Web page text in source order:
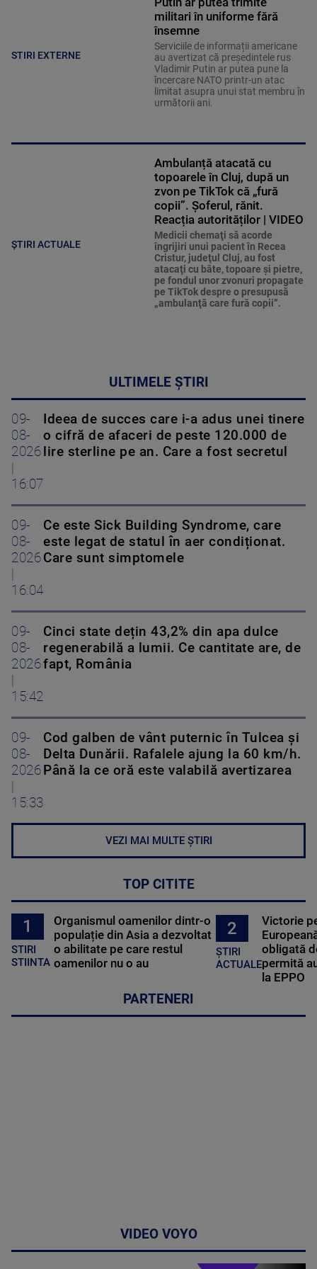
STIRI EXTERNE
militari în uniforme fără
însemne
Serviciile de informații americane
au avertizat că președintele rus
Vladimir Putin ar putea pune la
încercare NATO printr-un atac
limitat asupra unui stat membru în
următorii ani.
ȘTIRI ACTUALE
Ambulanță atacată cu
topoarele în Cluj, după un
zvon pe TikTok că „fură
copii”. Șoferul, rănit.
Reacția autorităților | VIDEO
Medicii chemaţi să acorde
îngrijiri unui pacient în Recea
Cristur, judeţul Cluj, au fost
atacaţi cu bâte, topoare şi pietre,
pe fondul unor zvonuri propagate
pe TikTok despre o presupusă
„ambulanţă care fură copii”.
ULTIMELE ȘTIRI
09-
08-
2026
|
16:07
Ideea de succes care i-a adus unei tinere
o cifră de afaceri de peste 120.000 de
lire sterline pe an. Care a fost secretul
09-
08-
2026
|
16:04
Ce este Sick Building Syndrome, care
este legat de statul în aer condiționat.
Care sunt simptomele
09-
08-
2026
|
15:42
Cinci state dețin 43,2% din apa dulce
regenerabilă a lumii. Ce cantitate are, de
fapt, România
09-
08-
2026
|
15:33
Cod galben de vânt puternic în Tulcea și
Delta Dunării. Rafalele ajung la 60 km/h.
Până la ce oră este valabilă avertizarea
VEZI MAI MULTE ȘTIRI
TOP CITITE
1
STIRI
STIINTA
Organismul oamenilor dintr-o
populație din Asia a dezvoltat
o abilitate pe care restul
oamenilor nu o au
2
ȘTIRI
ACTUALE
Victorie
obligată
permită
la EPPO
PARTENERI
VIDEO VOYO